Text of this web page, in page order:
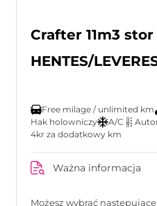
Crafter 11m3
HENTES/
Free milage / unlimited km
Hak holowniczy
A/C
4kr za dodatkowy km
Ważna informacja
Możesz wybrać